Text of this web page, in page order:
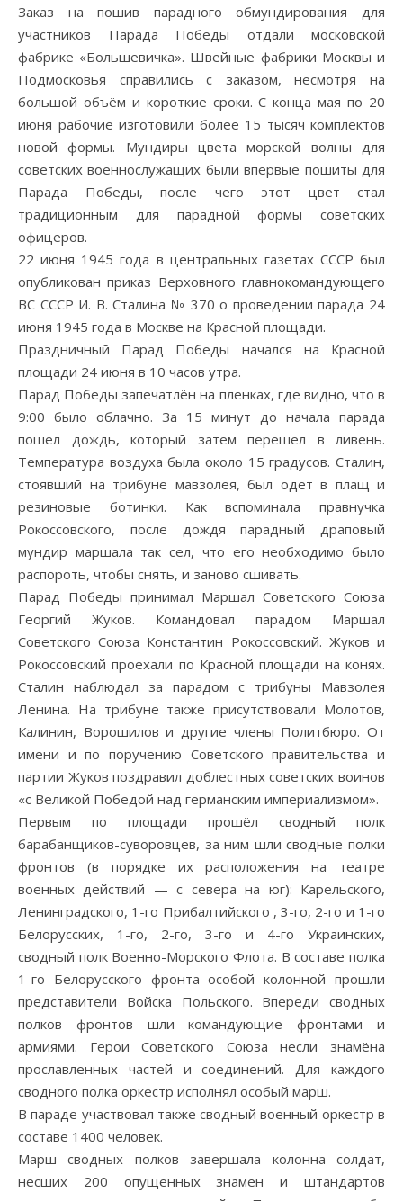
Заказ на пошив парадного обмундирования для
участников Парада Победы отдали московской
фабрике «Большевичка». Швейные фабрики Москвы и
Подмосковья справились с заказом, несмотря на
большой объём и короткие сроки. С конца мая по 20
июня рабочие изготовили более 15 тысяч комплектов
новой формы. Мундиры цвета морской волны для
советских военнослужащих были впервые пошиты для
Парада Победы, после чего этот цвет стал
традиционным для парадной формы советских
офицеров.
22 июня 1945 года в центральных газетах СССР был
опубликован приказ Верховного главнокомандующего
ВС СССР И. В. Сталина № 370 о проведении парада 24
июня 1945 года в Москве на Красной площади.
Праздничный Парад Победы начался на Красной
площади 24 июня в 10 часов утра.
Парад Победы запечатлён на пленках, где видно, что в
9:00 было облачно. За 15 минут до начала парада
пошел дождь, который затем перешел в ливень.
Температура воздуха была около 15 градусов. Сталин,
стоявший на трибуне мавзолея, был одет в плащ и
резиновые ботинки. Как вспоминала правнучка
Рокоссовского, после дождя парадный драповый
мундир маршала так сел, что его необходимо было
распороть, чтобы снять, и заново сшивать.
Парад Победы принимал Маршал Советского Союза
Георгий Жуков. Командовал парадом Маршал
Советского Союза Константин Рокоссовский. Жуков и
Рокоссовский проехали по Красной площади на конях.
Сталин наблюдал за парадом с трибуны Мавзолея
Ленина. На трибуне также присутствовали Молотов,
Калинин, Ворошилов и другие члены Политбюро. От
имени и по поручению Советского правительства и
партии Жуков поздравил доблестных советских воинов
«с Великой Победой над германским империализмом».
Первым по площади прошёл сводный полк
барабанщиков-суворовцев, за ним шли сводные полки
фронтов (в порядке их расположения на театре
военных действий — с севера на юг): Карельского,
Ленинградского, 1-го Прибалтийского , 3-го, 2-го и 1-го
Белорусских, 1-го, 2-го, 3-го и 4-го Украинских,
сводный полк Военно-Морского Флота. В составе полка
1-го Белорусского фронта особой колонной прошли
представители Войска Польского. Впереди сводных
полков фронтов шли командующие фронтами и
армиями. Герои Советского Союза несли знамёна
прославленных частей и соединений. Для каждого
сводного полка оркестр исполнял особый марш.
В параде участвовал также сводный военный оркестр в
составе 1400 человек.
Марш сводных полков завершала колонна солдат,
несших 200 опущенных знамен и штандартов